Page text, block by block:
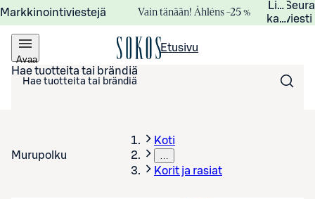
Markkinointiviestejä Vain tänään! Åhléns –25 %
viesti
Avaa
valikko
Etusivu
Hae tuotteita tai brändiä
Murupolku
Koti
…
Korit ja rasiat